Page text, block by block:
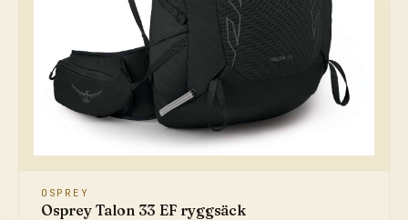
OSPREY
Osprey Talon 33 EF ryggsäck